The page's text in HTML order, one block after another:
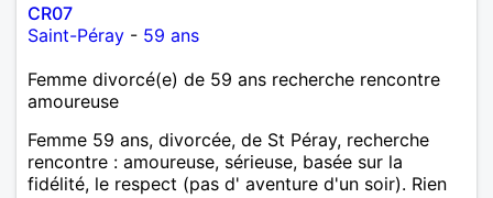
CR07
Saint-Péray - 59 ans
Femme divorcé(e) de 59 ans recherche rencontre
amoureuse
Femme 59 ans, divorcée, de St Péray, recherche
rencontre : amoureuse, sérieuse, basée sur la
fidélité, le respect (pas d' aventure d'un soir). Rien